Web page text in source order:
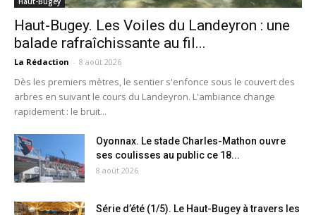
Haut-Bugey. Les Voiles du Landeyron : une
balade rafraîchissante au fil...
La Rédaction - 8 août 2026
Dès les premiers mètres, le sentier s'enfonce sous le couvert des
arbres en suivant le cours du Landeyron. L'ambiance change
rapidement : le bruit...
Oyonnax. Le stade Charles-Mathon ouvre
ses coulisses au public ce 18...
8 août 2026
Série d’été (1/5). Le Haut-Bugey à travers les